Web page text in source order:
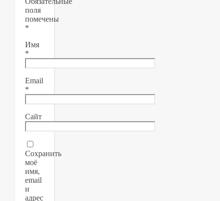
поля
помечены
*
Имя
*
Email
*
Сайт
Сохранить
моё
имя,
email
и
адрес